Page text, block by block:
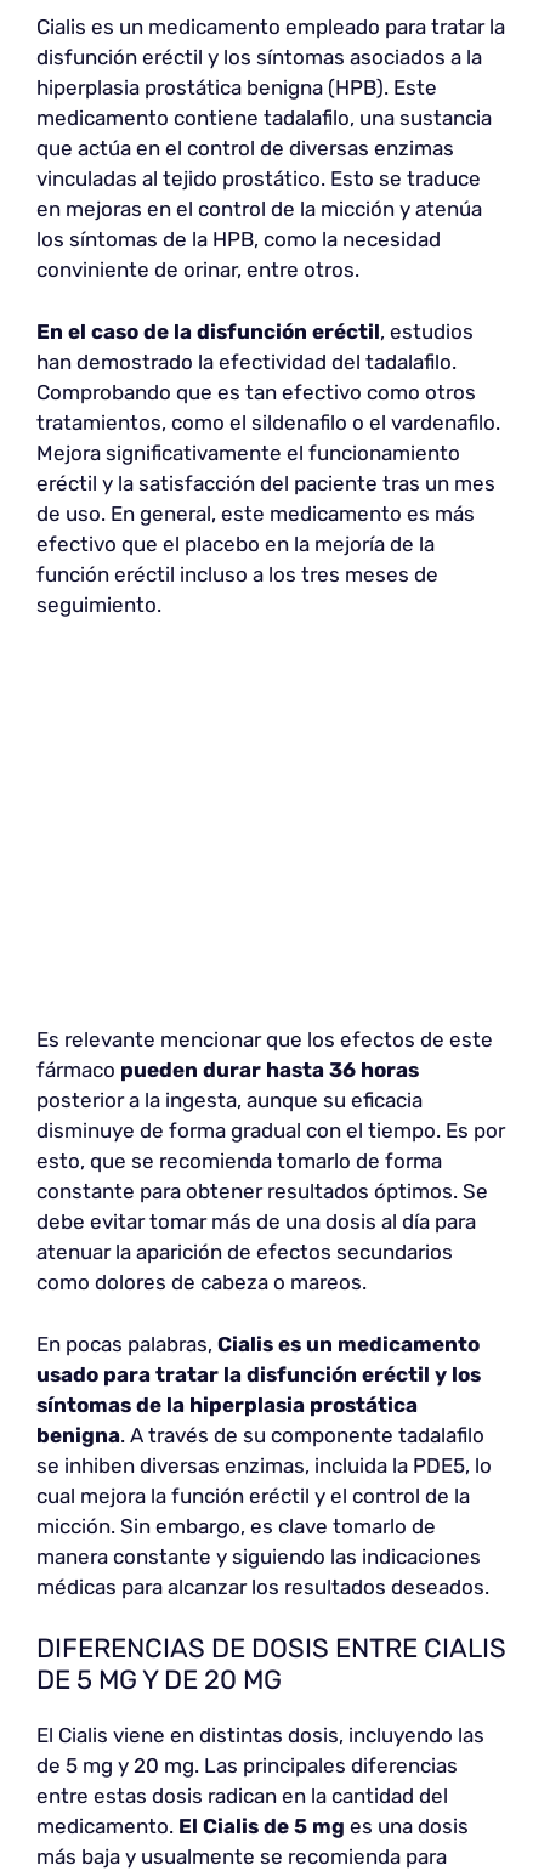
Cialis es un medicamento empleado para tratar la
disfunción eréctil y los síntomas asociados a la
hiperplasia prostática benigna (HPB). Este
medicamento contiene tadalafilo, una sustancia
que actúa en el control de diversas enzimas
vinculadas al tejido prostático. Esto se traduce
en mejoras en el control de la micción y atenúa
los síntomas de la HPB, como la necesidad
conviniente de orinar, entre otros.
En el caso de la disfunción eréctil, estudios
han demostrado la efectividad del tadalafilo.
Comprobando que es tan efectivo como otros
tratamientos, como el sildenafilo o el vardenafilo.
Mejora significativamente el funcionamiento
eréctil y la satisfacción del paciente tras un mes
de uso. En general, este medicamento es más
efectivo que el placebo en la mejoría de la
función eréctil incluso a los tres meses de
seguimiento.
Es relevante mencionar que los efectos de este
fármaco pueden durar hasta 36 horas
posterior a la ingesta, aunque su eficacia
disminuye de forma gradual con el tiempo. Es por
esto, que se recomienda tomarlo de forma
constante para obtener resultados óptimos. Se
debe evitar tomar más de una dosis al día para
atenuar la aparición de efectos secundarios
como dolores de cabeza o mareos.
En pocas palabras, Cialis es un medicamento
usado para tratar la disfunción eréctil y los
síntomas de la hiperplasia prostática
benigna. A través de su componente tadalafilo
se inhiben diversas enzimas, incluida la PDE5, lo
cual mejora la función eréctil y el control de la
micción. Sin embargo, es clave tomarlo de
manera constante y siguiendo las indicaciones
médicas para alcanzar los resultados deseados.
DIFERENCIAS DE DOSIS ENTRE CIALIS
DE 5 MG Y DE 20 MG
El Cialis viene en distintas dosis, incluyendo las
de 5 mg y 20 mg. Las principales diferencias
entre estas dosis radican en la cantidad del
medicamento. El Cialis de 5 mg es una dosis
más baja y usualmente se recomienda para